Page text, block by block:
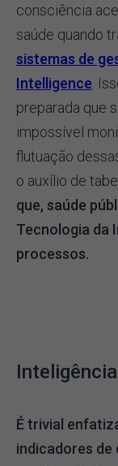
consciência
saúde quando
sistemas de
Intelligence .
preparada que
impossível
flutuação
o auxílio de
que, saúde
Tecnologia da
processos.
É trivial
indicadores de